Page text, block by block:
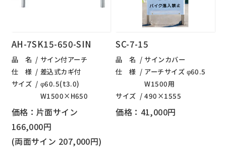
AH-7SK15-650-SIN
品 名
サイン付アーチ
仕 様
差込式カギ付
サイズ
φ60.5(t3.0)
W1500×H650
価格：片面サイン
166,000円
(両面サイン 207,000円)
SC-7-15
品 名
サインカバー
仕 様
アーチサイズ φ60.5
W1500用
サイズ
490×1555
価格：41,000円